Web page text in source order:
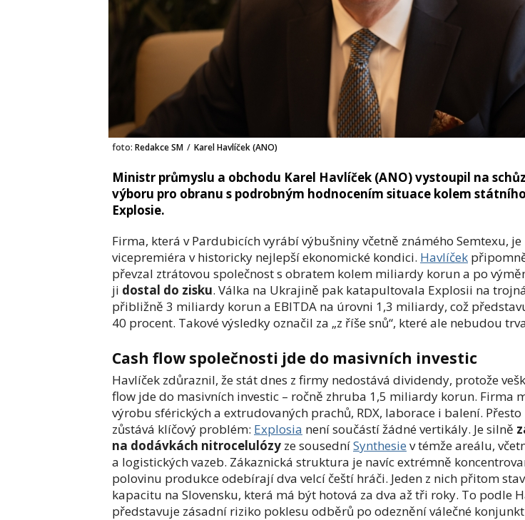
foto: Redakce SM / Karel Havlíček (ANO)
Ministr průmyslu a obchodu Karel Havlíček (ANO) vystoupil na
výboru pro obranu s podrobným hodnocením situace kolem
Explosie.
Firma, která v Pardubicích vyrábí výbušniny včetně známého Semtexu,
vicepremiéra v historicky nejlepší ekonomické kondici. Havlíček
převzal ztrátovou společnost s obratem kolem miliardy korun a po
ji dostal do zisku. Válka na Ukrajině pak katapultovala Explosii na
přibližně 3 miliardy korun a EBITDA na úrovni 1,3 miliardy, což
40 procent. Takové výsledky označil za „z říše snů“, které ale nebudou
Cash flow společnosti jde do masivních investic
Havlíček zdůraznil, že stát dnes z firmy nedostává dividendy, protože
flow jde do masivních investic – ročně zhruba 1,5 miliardy korun. Firma
výrobu sférických a extrudovaných prachů, RDX, laborace i balení.
zůstává klíčový problém: Explosia není součástí žádné vertikály. Je silně
na dodávkách nitrocelulózy ze sousedníSynthesie v témže areálu,
a logistických vazeb. Zákaznická struktura je navíc extrémně
polovinu produkce odebírají dva velcí čeští hráči. Jeden z nich přitom
kapacitu na Slovensku, která má být hotová za dva až tři roky. To podle
představuje zásadní riziko poklesu odběrů po odeznění válečné